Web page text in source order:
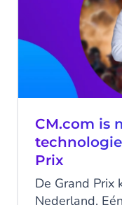
CM.com is
Prix
De Grand Prix
Nederland.